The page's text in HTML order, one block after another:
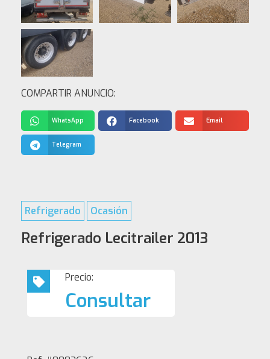
COMPARTIR ANUNCIO:
WhatsApp Facebook Email
Telegram
Refrigerado Ocasión
Refrigerado Lecitrailer 2013
Precio:
Consultar